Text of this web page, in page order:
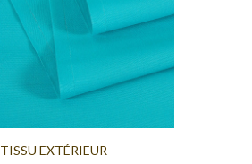
TISSU EXTÉRIEUR